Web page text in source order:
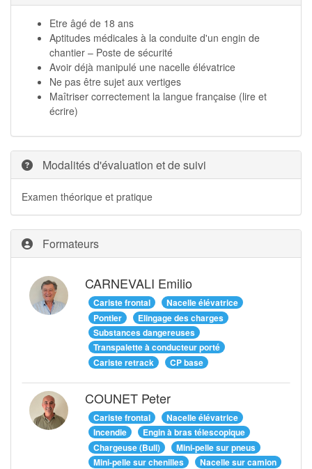
Etre âgé de 18 ans
Aptitudes médicales à la conduite d'un engin de
chantier – Poste de sécurité
Avoir déjà manipulé une nacelle élévatrice
Ne pas être sujet aux vertiges
Maîtriser correctement la langue française (lire et
écrire)
Modalités d'évaluation et de suivi
Examen théorique et pratique
Formateurs
CARNEVALI Emilio
Cariste frontal
Nacelle élévatrice
Pontier
Elingage des charges
Substances dangereuses
Transpalette à conducteur porté
Cariste retrack
CP base
COUNET Peter
Cariste frontal
Nacelle élévatrice
Incendie
Engin à bras télescopique
Chargeuse (Bull)
Mini-pelle sur pneus
Mini-pelle sur chenilles
Nacelle sur camion